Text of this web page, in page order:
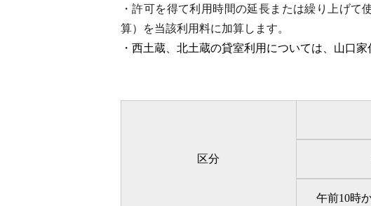
・許可を得て利用時間の延長または繰り上げ
算）を当該利用料に加算します。
・西土蔵、北土蔵の貸室利用については、山口
区分
午前10時